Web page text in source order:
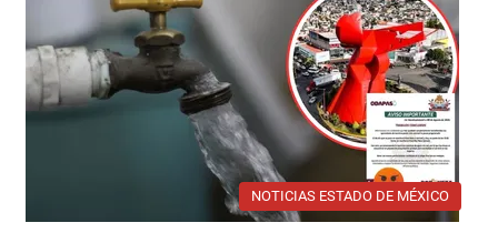
NOTICIAS ESTADO DE MÉXICO